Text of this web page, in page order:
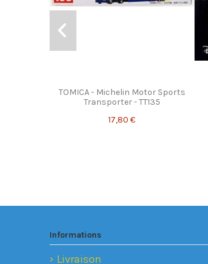
TOMICA - Michelin Motor Sports
Transporter - TT135
17,80 €
Informations
Livraison